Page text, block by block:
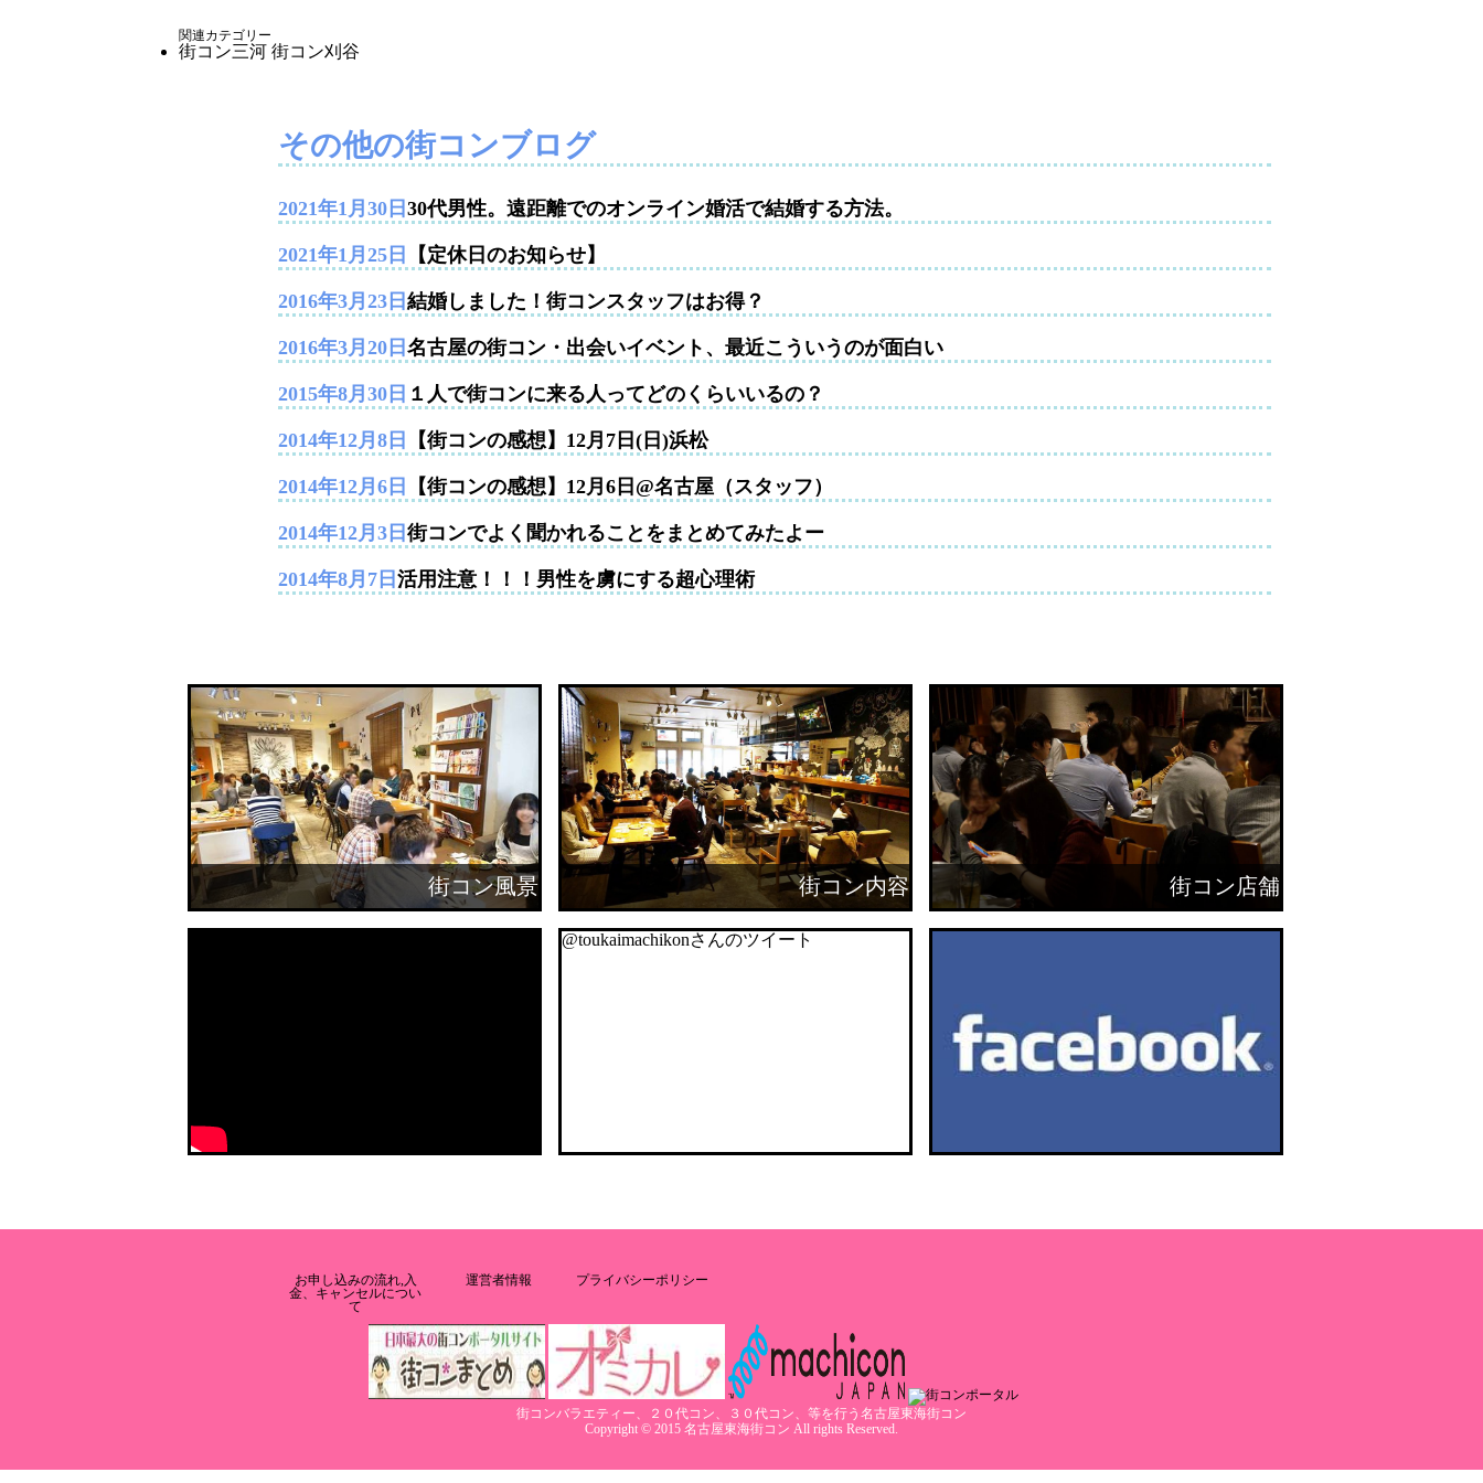
関連カテゴリー
街コン三河 街コン刈谷
その他の街コンブログ
2021年1月30日 30代男性。遠距離でのオンライン婚活で結婚する方法。
2021年1月25日 【定休日のお知らせ】
2016年3月23日 結婚しました！街コンスタッフはお得？
2016年3月20日 名古屋の街コン・出会いイベント、最近こういうのが面白い
2015年8月30日 １人で街コンに来る人ってどのくらいいるの？
2014年12月8日 【街コンの感想】12月7日(日)浜松
2014年12月6日 【街コンの感想】12月6日@名古屋（スタッフ）
2014年12月3日 街コンでよく聞かれることをまとめてみたよー
2014年8月7日 活用注意！！！男性を虜にする超心理術
街コン風景 街コン内容 街コン店舗
@toukaimachikonさんのツイート
お申し込みの流れ,入
金、キャンセルについ
て
運営者情報 プライバシーポリシー
街コンバラエティー、２０代コン、３０代コン、等を行う名古屋東海街コン
Copyright © 2015 名古屋東海街コン All rights Reserved.